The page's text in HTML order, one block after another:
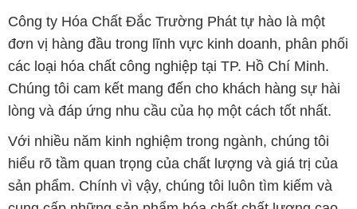
lòng và đáp ứng nhu cầu của họ một cách tốt nhất.
Với nhiều năm kinh nghiệm trong ngành, chúng tôi
hiểu rõ tầm quan trọng của chất lượng và giá trị của
sản phẩm. Chính vì vậy, chúng tôi luôn tìm kiếm và
cung cấp những sản phẩm hóa chất chất lượng cao
và giá thành hợp lý, đảm bảo mang lại lợi ích lớn
nhất cho khách hàng.
Chúng tôi coi trọng uy tín trong kinh doanh và luôn